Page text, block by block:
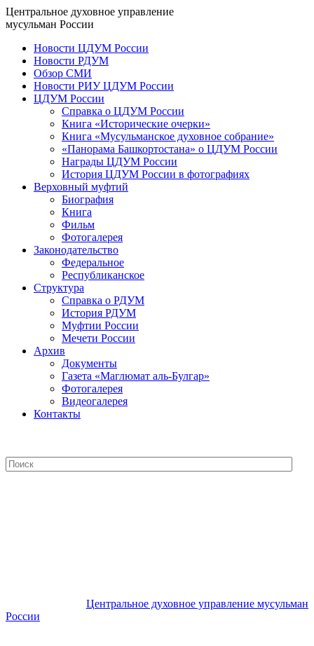
Центральное духовное управление
мусульман России
Новости ЦДУМ России
Новости РДУМ
Обзор СМИ
Новости РИУ ЦДУМ России
ЦДУМ России
Справка о ЦДУМ России
Книга «Исторические очерки»
Книга «Мусульманское духовное собрание»
«Панорама Башкортостана» о ЦДУМ России
Награды ЦДУМ России
История ЦДУМ России в фотографиях
Верховный муфтий
Биография
Книга
Фильм
Фотогалерея
Законодательство
Федеральное
Республиканское
Структура
Справка о РДУМ
История РДУМ
Муфтии России
Мечети России
Архив
Документы
Газета «Маглюмат аль-Булгар»
Фотогалерея
Видеогалерея
Контакты
Центральное духовное управление мусульман
России